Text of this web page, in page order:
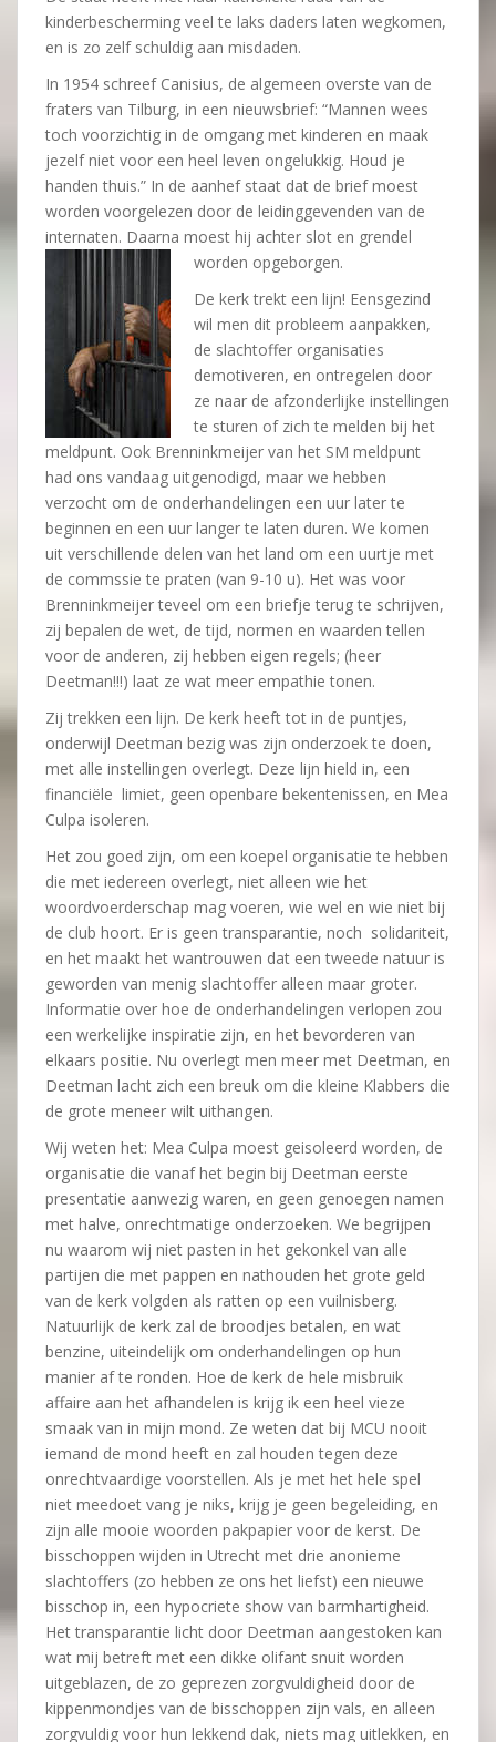
kinderbescherming veel te laks daders laten wegkomen,
en is zo zelf schuldig aan misdaden.
In 1954 schreef Canisius, de algemeen overste van de
fraters van Tilburg, in een nieuwsbrief: “Mannen wees
toch voorzichtig in de omgang met kinderen en maak
jezelf niet voor een heel leven ongelukkig. Houd je
handen thuis.” In de aanhef staat dat de brief moest
worden voorgelezen door de leidinggevenden van de
internaten. Daarna moest hij achter slot en grendel
worden opgeborgen.
De kerk trekt een lijn! Eensgezind
wil men dit probleem aanpakken,
de slachtoffer organisaties
demotiveren, en ontregelen door
ze naar de afzonderlijke instellingen
te sturen of zich te melden bij het
meldpunt. Ook Brenninkmeijer van het SM meldpunt
had ons vandaag uitgenodigd, maar we hebben
verzocht om de onderhandelingen een uur later te
beginnen en een uur langer te laten duren. We komen
uit verschillende delen van het land om een uurtje met
de commssie te praten (van 9-10 u). Het was voor
Brenninkmeijer teveel om een briefje terug te schrijven,
zij bepalen de wet, de tijd, normen en waarden tellen
voor de anderen, zij hebben eigen regels; (heer
Deetman!!!) laat ze wat meer empathie tonen.
Zij trekken een lijn. De kerk heeft tot in de puntjes,
onderwijl Deetman bezig was zijn onderzoek te doen,
met alle instellingen overlegt. Deze lijn hield in, een
financiële limiet, geen openbare bekentenissen, en Mea
Culpa isoleren.
Het zou goed zijn, om een koepel organisatie te hebben
die met iedereen overlegt, niet alleen wie het
woordvoerderschap mag voeren, wie wel en wie niet bij
de club hoort. Er is geen transparantie, noch solidariteit,
en het maakt het wantrouwen dat een tweede natuur is
geworden van menig slachtoffer alleen maar groter.
Informatie over hoe de onderhandelingen verlopen zou
een werkelijke inspiratie zijn, en het bevorderen van
elkaars positie. Nu overlegt men meer met Deetman, en
Deetman lacht zich een breuk om die kleine Klabbers die
de grote meneer wilt uithangen.
Wij weten het: Mea Culpa moest geisoleerd worden, de
organisatie die vanaf het begin bij Deetman eerste
presentatie aanwezig waren, en geen genoegen namen
met halve, onrechtmatige onderzoeken. We begrijpen
nu waarom wij niet pasten in het gekonkel van alle
partijen die met pappen en nathouden het grote geld
van de kerk volgden als ratten op een vuilnisberg.
Natuurlijk de kerk zal de broodjes betalen, en wat
benzine, uiteindelijk om onderhandelingen op hun
manier af te ronden. Hoe de kerk de hele misbruik
affaire aan het afhandelen is krijg ik een heel vieze
smaak van in mijn mond. Ze weten dat bij MCU nooit
iemand de mond heeft en zal houden tegen deze
onrechtvaardige voorstellen. Als je met het hele spel
niet meedoet vang je niks, krijg je geen begeleiding, en
zijn alle mooie woorden pakpapier voor de kerst. De
bisschoppen wijden in Utrecht met drie anonieme
slachtoffers (zo hebben ze ons het liefst) een nieuwe
bisschop in, een hypocriete show van barmhartigheid.
Het transparantie licht door Deetman aangestoken kan
wat mij betreft met een dikke olifant snuit worden
uitgeblazen, de zo geprezen zorgvuldigheid door de
kippenmondjes van de bisschoppen zijn vals, en alleen
zorgvuldig voor hun lekkend dak, niets mag uitlekken, en